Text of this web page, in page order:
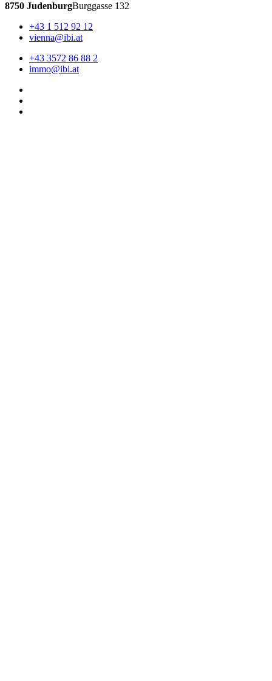
8750 JudenburgBurggasse 132
+43 1 512 92 12
vienna@ibi.at
+43 3572 86 88 2
immo@ibi.at